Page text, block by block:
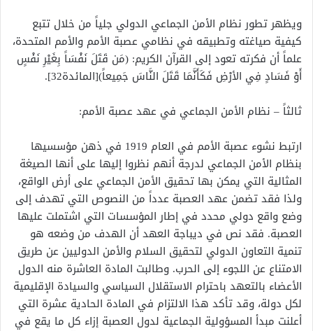
ويظهر تطور نظام الأمن الجماعي الدولي جلياً من خلال تتبع
كيفية صياغته وتطبيقه في نظامي عصبة الأمم والأمم المتحدة،
علماً أن فكرته تعود إلى القرآن الكريم:
)مَن قَتَلَ نَفْسَاً بِغَيْرِ نَفْسٍ
أَوْ فَسَادٍ فِي الأرْضِ فَكَأَنَّمَا قَتَلَ النَّاسَ جَمِيعاً([المائدة32]
.
ثالثاً – نظام الأمن الجماعي في عهد عصبة الأمم:
ارتبط نشوء عصبة الأمم في العام 1919 في ذهن مؤسسيها
بنظام الأمن الجماعي لدرجة أنهم نظروا إليها على أنها الصيغة
المثالية التي يمكن بها تحقيق الأمن الجماعي على أرض الواقع،
ولذا فقد تضمن عهد العصبة عدداً من النصوص التي تهدف إلى
وضع واقع دولي محدد في إطار المؤسسات التي اشتملت عليها
العصبة. فقد نص في ديباجة العهد أن الهدف من وضعه هو
تنمية التعاون الدولي لتحقيق السلام والأمن الدوليين عن طريق
الامتناع عن اللجوء إلى الحرب. وطالبت المادة العاشرة منه الدول
الأعضاء بالتعهد باحترام الاستقلال السياسي والسيادة الإقليمية
لكل دولة، وقد تأكد هذا الالتزام في المادة الحادية عشرة التي
أعلنت مبدأ المسؤولية الجماعية لدول العصبة إزاء كل ما يقع في